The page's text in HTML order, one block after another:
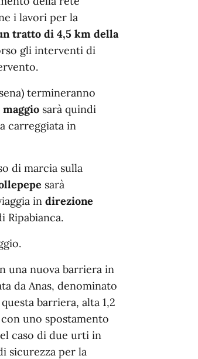
i lavori per la
tratto di 4,5 km della
gli interventi di
termineranno
sarà quindi
carreggiata in
di marcia sulla
sarà
in direzione
Ripabianca.
una nuova barriera in
da Anas, denominato
barriera, alta 1,2
uno spostamento
caso di due urti in
sicurezza per la